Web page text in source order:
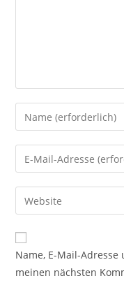
Gib
deinen
Namen
oder
zum
Kommentieren
ein
Gib
deine
E-
Mail-
zum
Kommentieren
ein
Gib
deine
Website-
URL
Name, E-Mail-
meinen nächsten